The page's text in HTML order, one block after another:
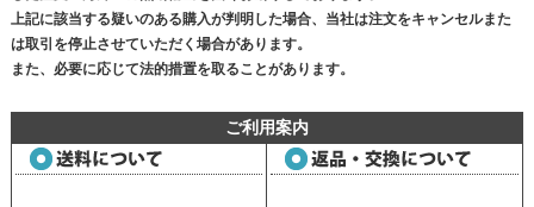
上記に該当する疑いのある購入が判明した場合、当社は注文をキャンセルまた
は取引を停止させていただく場合があります。
また、必要に応じて法的措置を取ることがあります。
ご利用案内